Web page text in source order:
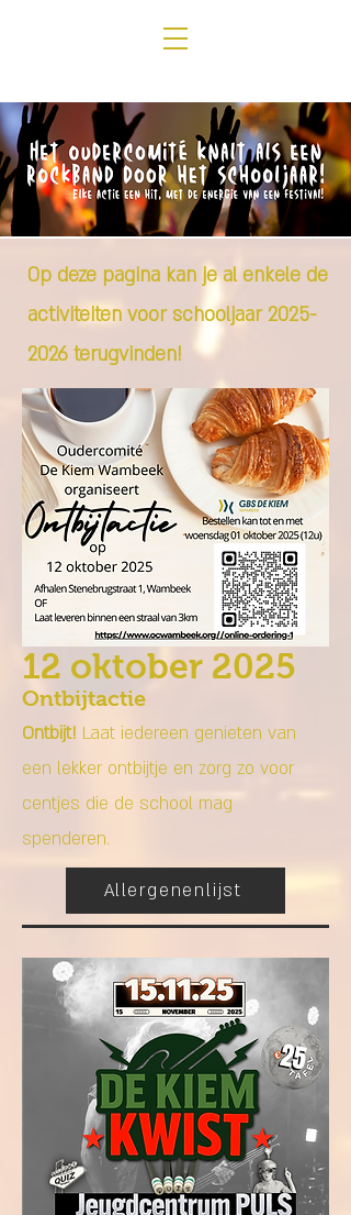
Op deze pagina kan je al enkele de
activiteiten voor schooljaar2025-
2026 terugvinden!
12 oktober 2025
Ontbijtactie
Ontbijt! Laat iedereen genieten van
een lekker ontbijtje en zorg zo voor
centjes die de school mag
spenderen.
Allergenenlijst